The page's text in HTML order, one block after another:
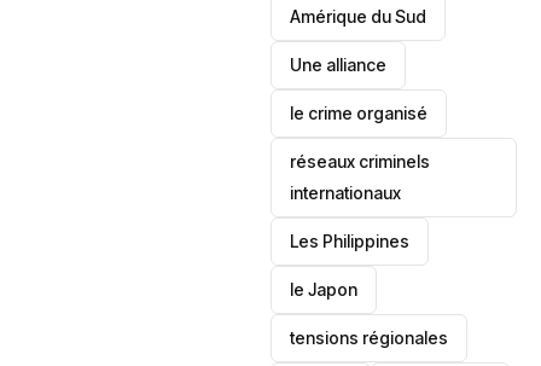
‎Amérique du Sud
Une alliance
le crime organisé
réseaux criminels
internationaux
‎Les Philippines
le Japon
tensions régionales